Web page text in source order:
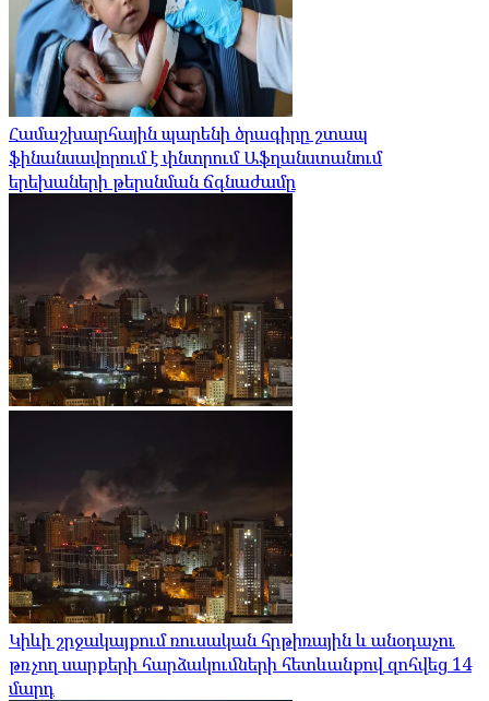
Համաշխարհային պարենի ծրագիրը շտապ
ֆինանսավորում է փնտրում Աֆղանստանում
երեխաների թերսնման ճգնաժամը
Կիևի շրջակայքում ռուսական հրթիռային և անօդաչու
թռչող սարքերի հարձակումների հետևանքով զոհվեց 14
մարդ